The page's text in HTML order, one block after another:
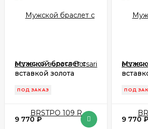
Мужской браслет с
вставкой золота
ПОД ЗАКАЗ
9 770₽
ПОД
9 770